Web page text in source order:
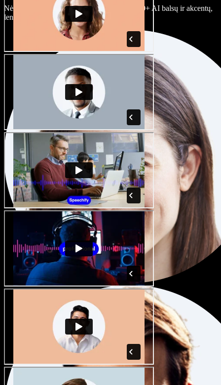
Nėra dviejų vienodų projektų. Rinkitės iš 100+ AI balsų ir akcentų,
lengvai juos prisitaikykite.